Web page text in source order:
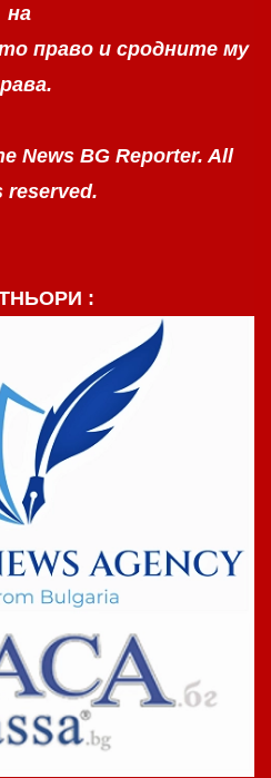
на
право и сродните му
News BG Reporter. All
reserved.
: